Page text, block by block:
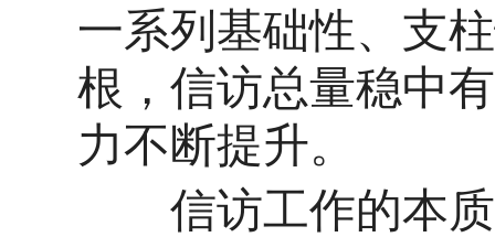
一系列基础性、支
根，信访总量稳中
力不断提升。
信访工作的本质